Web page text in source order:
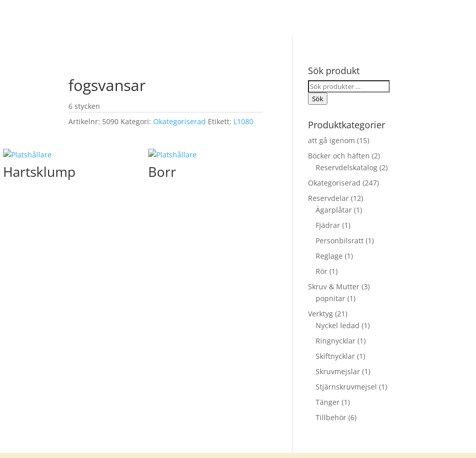
fogsvansar
6 stycken
Artikelnr: 5090 Kategori: Okategoriserad Etikett: L1080
Hartsklump Borr
Sök produkt
Sök
efter:
Sök
Produktkategorier
att gå igenom (15)
Böcker och häften (2)
Reservdelskatalog (2)
Okategoriserad (247)
Reservdelar (12)
Ägarplåtar (1)
Fjädrar (1)
Personbilsratt (1)
Reglage (1)
Rör (1)
Skruv & Mutter (3)
popnitar (1)
Verktyg (21)
Nyckel ledad (1)
Ringnycklar (1)
Skiftnycklar (1)
Skruvmejslar (1)
Stjärnskruvmejsel (1)
Tänger (1)
Tillbehör (6)